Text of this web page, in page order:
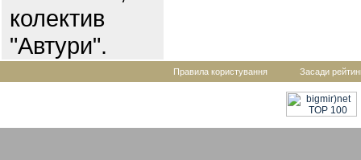
колектив
"Автури".
Правила користування Засади